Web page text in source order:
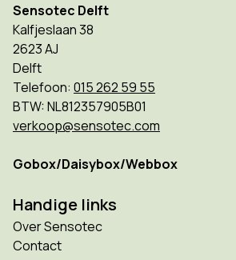
Sensotec Delft
Kalfjeslaan 38
2623 AJ
Delft
Telefoon: 015 262 59 55
BTW: NL812357905B01
verkoop@sensotec.com
Gobox/Daisybox/Webbox
Handige links
Over Sensotec
Contact